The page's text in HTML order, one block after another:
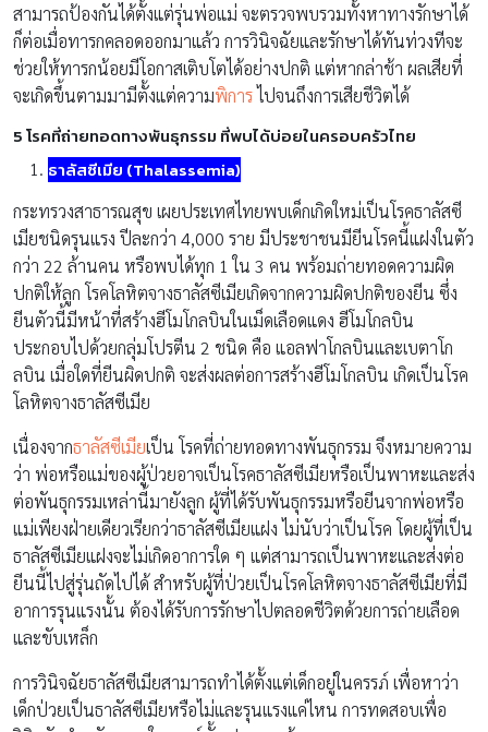
สามารถป้องกันได้ตั้งแต่รุ่นพ่อแม่ จะตรวจพบรวมทั้งหาทางรักษาได้
ก็ต่อเมื่อทารกคลอดออกมาแล้ว การวินิจฉัยและรักษาได้ทันท่วงทีจะ
ช่วยให้ทารกน้อยมีโอกาสเติบโตได้อย่างปกติ แต่หากล่าช้า ผลเสียที่
จะเกิดขึ้นตามมามีตั้งแต่ความพิการไปจนถึงการเสียชีวิตได้
5 โรคที่ถ่ายทอดทางพันธุกรรม ที่พบได้บ่อยในครอบครัวไทย
ธาลัสซีเมีย (Thalassemia)
กระทรวงสาธารณสุข เผยประเทศไทยพบเด็กเกิดใหม่เป็นโรคธาลัสซี
เมียชนิดรุนแรง ปีละกว่า 4,000 ราย มีประชาชนมียีนโรคนี้แฝงในตัว
กว่า 22 ล้านคน หรือพบได้ทุก 1 ใน 3 คน พร้อมถ่ายทอดความผิด
ปกติให้ลูก โรคโลหิตจางธาลัสซีเมียเกิดจากความผิดปกติของยีน ซึ่ง
ยีนตัวนี้มีหน้าที่สร้างฮีโมโกลบินในเม็ดเลือดแดง ฮีโมโกลบิน
ประกอบไปด้วยกลุ่มโปรตีน 2 ชนิด คือ แอลฟาโกลบินและเบตาโก
ลบิน เมื่อใดที่ยีนผิดปกติ จะส่งผลต่อการสร้างฮีโมโกลบิน เกิดเป็นโรค
โลหิตจางธาลัสซีเมีย
เนื่องจากธาลัสซีเมียเป็น โรคที่ถ่ายทอดทางพันธุกรรม จึงหมายความ
ว่า พ่อหรือแม่ของผู้ป่วยอาจเป็นโรคธาลัสซีเมียหรือเป็นพาหะและส่ง
ต่อพันธุกรรมเหล่านี้มายังลูก ผู้ที่ได้รับพันธุกรรมหรือยีนจากพ่อหรือ
แม่เพียงฝ่ายเดียวเรียกว่าธาลัสซีเมียแฝง ไม่นับว่าเป็นโรค โดยผู้ที่เป็น
ธาลัสซีเมียแฝงจะไม่เกิดอาการใด ๆ แต่สามารถเป็นพาหะและส่งต่อ
ยีนนี้ไปสู่รุ่นถัดไปได้ สำหรับผู้ที่ป่วยเป็นโรคโลหิตจางธาลัสซีเมียที่มี
อาการรุนแรงนั้น ต้องได้รับการรักษาไปตลอดชีวิตด้วยการถ่ายเลือด
และขับเหล็ก
การวินิจฉัยธาลัสซีเมียสามารถทำได้ตั้งแต่เด็กอยู่ในครรภ์ เพื่อหาว่า
เด็กป่วยเป็นธาลัสซีเมียหรือไม่และรุนแรงแค่ไหน การทดสอบเพื่อ